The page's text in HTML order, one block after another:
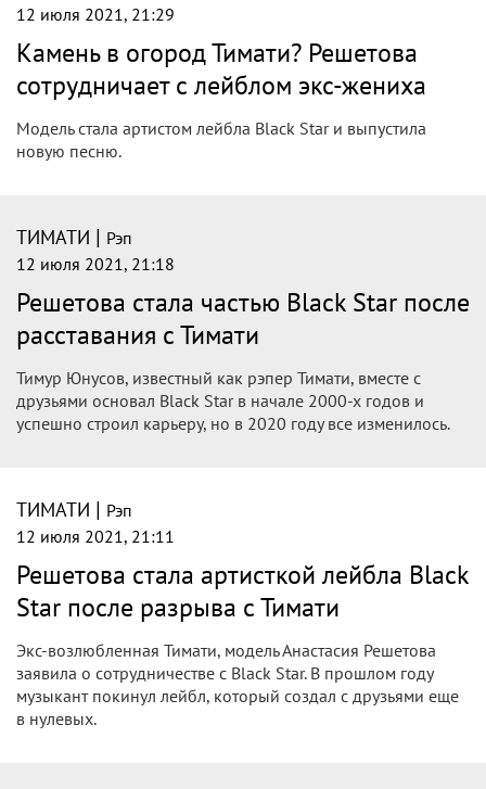
12 июля 2021, 21:29
Камень в огород Тимати? Решетова
сотрудничает с лейблом экс-жениха
Модель стала артистом лейбла Black Star и выпустила
новую песню.
ТИМАТИ | Рэп
12 июля 2021, 21:18
Решетова стала частью Black Star после
расставания с Тимати
Тимур Юнусов, известный как рэпер Тимати, вместе с
друзьями основал Black Star в начале 2000-х годов и
успешно строил карьеру, но в 2020 году все изменилось.
ТИМАТИ | Рэп
12 июля 2021, 21:11
Решетова стала артисткой лейбла Black
Star после разрыва с Тимати
Экс-возлюбленная Тимати, модель Анастасия Решетова
заявила о сотрудничестве с Black Star. В прошлом году
музыкант покинул лейбл, который создал с друзьями еще
в нулевых.